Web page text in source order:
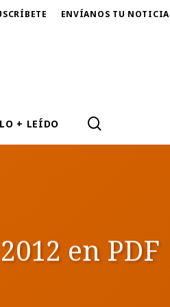
ENVÍANOS TU NOTICIA
LO + LEÍDO
en PDF